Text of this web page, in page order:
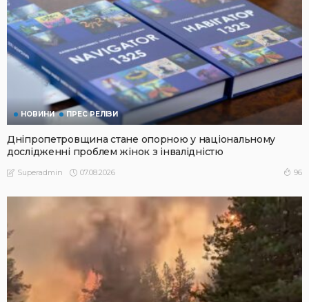
НОВИНИ ПРЕС РЕЛІЗИ
Дніпропетровщина стане опорною у національному
дослідженні проблем жінок з інвалідністю
Superadmin 07.08.2026 96